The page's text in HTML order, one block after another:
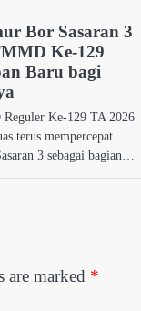
Bor Sasaran 3
Ke-129
Baru bagi
Reguler Ke-129 TA 2026
terus mempercepat
3 sebagai bagian…
are marked *